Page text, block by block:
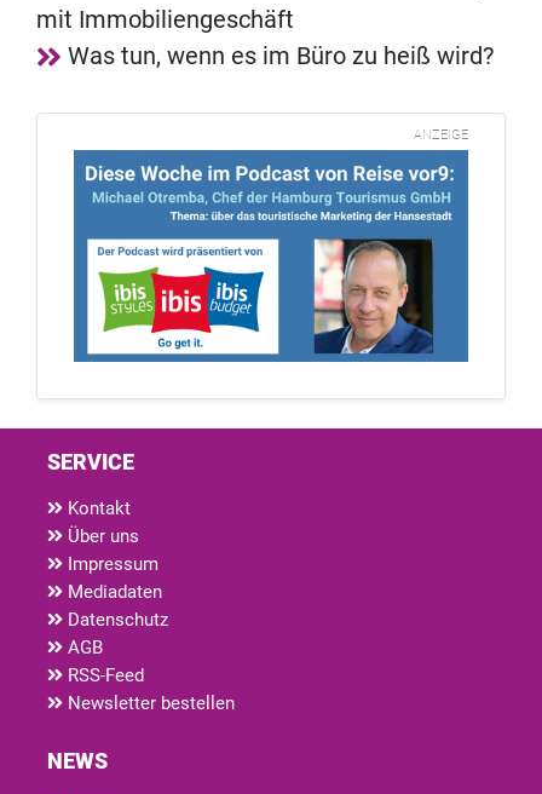
mit Immobiliengeschäft
Was tun, wenn es im Büro zu heiß wird?
ANZEIGE
SERVICE
Kontakt
Über uns
Impressum
Mediadaten
Datenschutz
AGB
RSS-Feed
Newsletter bestellen
NEWS